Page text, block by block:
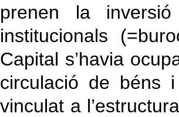
prenen la
institucionals
Capital s’havia
circulació de béns
vinculat a